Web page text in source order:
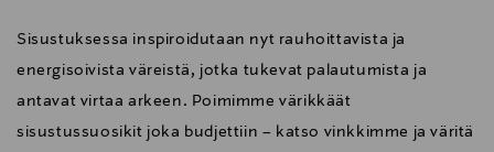
Sisustuksessa inspiroidutaan nyt rauhoittavista ja
energisoivista väreistä, jotka tukevat palautumista ja
antavat virtaa arkeen. Poimimme värikkäät
sisustussuosikit joka budjettiin – katso vinkkimme ja väritä